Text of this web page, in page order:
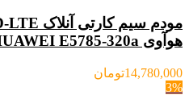
هوآوی HUAWEI E5785-320a
14,780,000تومان
3%